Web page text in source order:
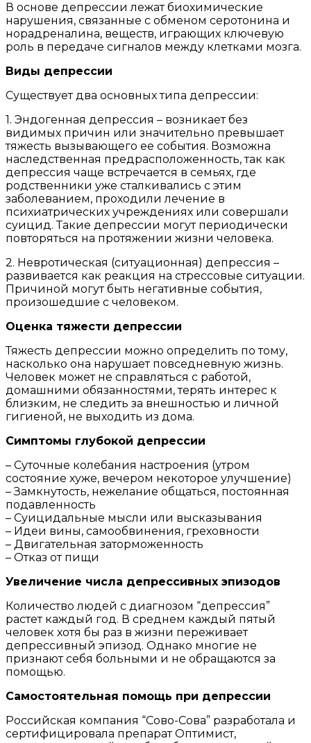
бич
нашего
времени?!
В основе депрессии лежат биохимические
нарушения, связанные с обменом серотонина и
норадреналина, веществ, играющих ключевую
роль в передаче сигналов между клетками мозга.
Виды депрессии
Существует два основных типа депрессии:
1. Эндогенная депрессия – возникает без
видимых причин или значительно превышает
тяжесть вызывающего ее события. Возможна
наследственная предрасположенность, так как
депрессия чаще встречается в семьях, где
родственники уже сталкивались с этим
заболеванием, проходили лечение в
психиатрических учреждениях или совершали
суицид. Такие депрессии могут периодически
повторяться на протяжении жизни человека.
2. Невротическая (ситуационная) депрессия –
развивается как реакция на стрессовые ситуации.
Причиной могут быть негативные события,
произошедшие с человеком.
Оценка тяжести депрессии
Тяжесть депрессии можно определить по тому,
насколько она нарушает повседневную жизнь.
Человек может не справляться с работой,
домашними обязанностями, терять интерес к
близким, не следить за внешностью и личной
гигиеной, не выходить из дома.
Симптомы глубокой депрессии
– Суточные колебания настроения (утром
состояние хуже, вечером некоторое улучшение)
– Замкнутость, нежелание общаться, постоянная
подавленность
– Суицидальные мысли или высказывания
– Идеи вины, самообвинения, греховности
– Двигательная заторможенность
– Отказ от пищи
Увеличение числа депрессивных эпизодов
Количество людей с диагнозом “депрессия”
растет каждый год. В среднем каждый пятый
человек хотя бы раз в жизни переживает
депрессивный эпизод. Однако многие не
признают себя больными и не обращаются за
помощью.
Самостоятельная помощь при депрессии
Российская компания “Сово-Сова” разработала и
сертифицировала препарат Оптимист,